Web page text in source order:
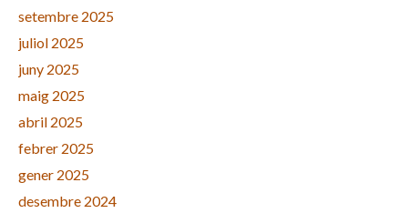
setembre 2025
juliol 2025
juny 2025
maig 2025
abril 2025
febrer 2025
gener 2025
desembre 2024